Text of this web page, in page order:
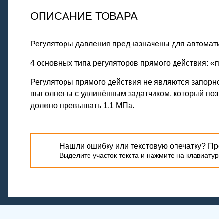
ОПИСАНИЕ ТОВАРА
Регуляторы давления предназначены для
4 основных типа регуляторов прямого действия:
Регуляторы прямого действия не являются
выполнены с удлинённым задатчиком, который
должно превышать 1,1 МПа.
Нашли ошибку или текстовую опечатку?
Выделите участок текста и нажмите на